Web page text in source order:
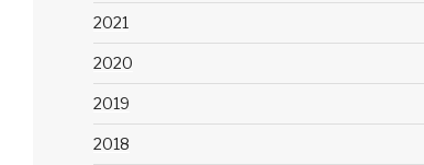
2021
2020
2019
2018